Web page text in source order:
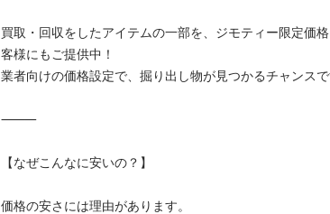
買取・回収をしたアイテムの一部を、ジモティー限定価
客様にもご提供中！
業者向けの価格設定で、掘り出し物が見つかるチャンスで
⸻
【なぜこんなに安いの？】
価格の安さには理由があります。